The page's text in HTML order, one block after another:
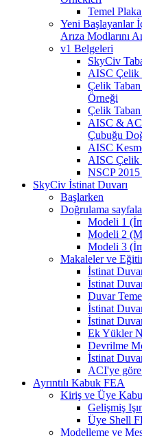
Temel
Yeni Başlayanlar
Arıza Modlarını
v1 Belgeleri
SkyCiv
AISC Çelik
Çelik Taban
Örneği
Çelik Taban
AISC &
Çubuğu
AISC
AISC Çelik
NSCP 2015
SkyCiv İstinat Duvarı
Başlarken
Doğrulama
Modeli 1
Modeli 2
Modeli 3
Makaleler ve
İstinat
İstinat
Duvar
İstinat
İstinat
Ek Yükler
Devrilme
İstinat
ACI'ye göre
Ayrıntılı Kabuk FEA
Kiriş ve Üye
Gelişmiş
Üye Shell
Modelleme ve